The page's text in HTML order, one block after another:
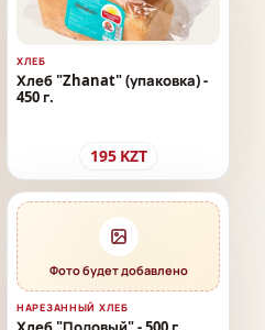
ХЛЕБ
Хлеб "Zhanat" (упаковка) -
450 г.
195 KZT
Фото будет добавлено
НАРЕЗАННЫЙ ХЛЕБ